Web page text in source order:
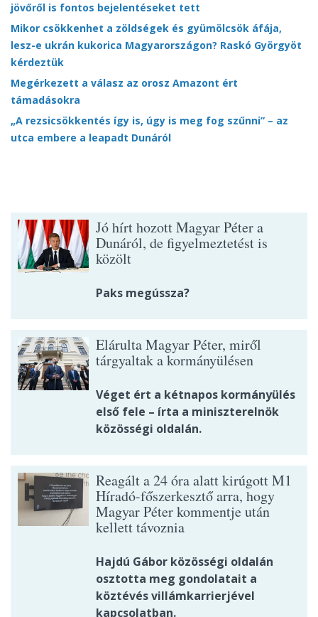
jövőről is fontos bejelentéseket tett
Mikor csökkenhet a zöldségek és gyümölcsök áfája,
lesz-e ukrán kukorica Magyarországon? Raskó Györgyöt
kérdeztük
Megérkezett a válasz az orosz Amazont ért
támadásokra
„A rezsicsökkentés így is, úgy is meg fog szűnni” – az
utca embere a leapadt Dunáról
Jó hírt hozott Magyar Péter a
Dunáról, de figyelmeztetést is
közölt
Paks megússza?
Elárulta Magyar Péter, miről
tárgyaltak a kormányülésen
Véget ért a kétnapos kormányülés
első fele – írta a miniszterelnök
közösségi oldalán.
Reagált a 24 óra alatt kirúgott M1
Híradó-főszerkesztő arra, hogy
Magyar Péter kommentje után
kellett távoznia
Hajdú Gábor közösségi oldalán
osztotta meg gondolatait a
köztévés villámkarrierjével
kapcsolatban.